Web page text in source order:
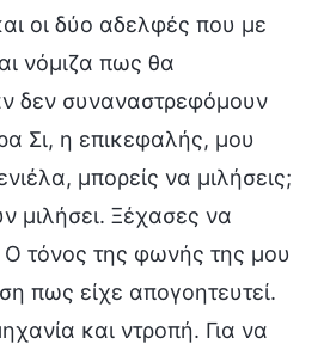
οι δύο αδελφές που με
νόμιζα πως θα
δεν συναναστρεφόμουν
Σι, η επικεφαλής, μου
μπορείς να μιλήσεις;
μιλήσει. Ξέχασες να
τόνος της φωνής της μου
πως είχε απογοητευτεί.
και ντροπή. Για να